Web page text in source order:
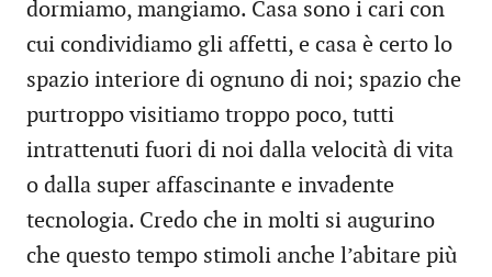
dormiamo, mangiamo. Casa sono i cari con
cui condividiamo gli affetti, e casa è certo lo
spazio interiore di ognuno di noi; spazio che
purtroppo visitiamo troppo poco, tutti
intrattenuti fuori di noi dalla velocità di vita
o dalla super affascinante e invadente
tecnologia. Credo che in molti si augurino
che questo tempo stimoli anche l’abitare più